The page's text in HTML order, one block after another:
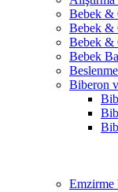
Bebek &
Bebek &
Bebek &
Bebek
Biberon
Emzirme